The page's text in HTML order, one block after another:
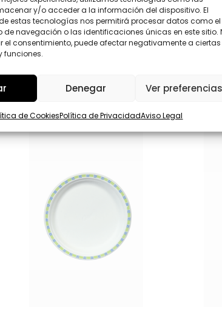
y/o acceder a la información del dispositivo. El
estas tecnologías nos permitirá procesar datos como el
navegación o las identificaciones únicas en este sitio.
el consentimiento, puede afectar negativamente a ciertas
funciones.
Denegar Ver
de CookiesPolítica de PrivacidadAviso Legal
D
*
Enviar